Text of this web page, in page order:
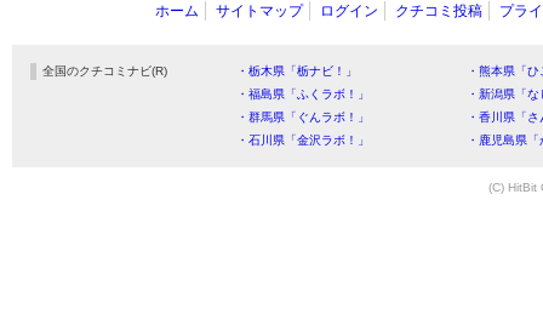
ホーム サイトマップ ログイン クチコミ投稿 プラ
全国のクチコミナビ(R) ・栃木県「栃ナビ！」
・熊本県「
・福島県「ふくラボ！」
・新潟県「
・群馬県「ぐんラボ！」
・香川県「
・石川県「金沢ラボ！」
・鹿児島県
(C) HitBit